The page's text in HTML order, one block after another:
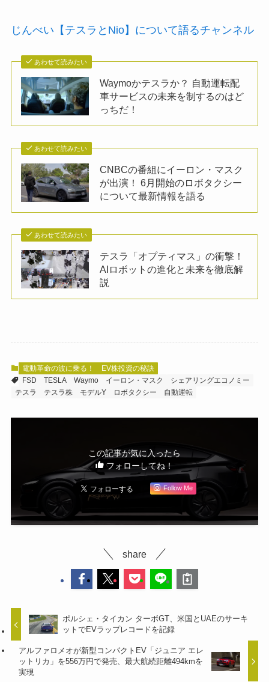
じんべい【テスラとNio】について語るチャンネル
あわせて読みたい
Waymoかテスラか？ 自動運転配
車サービスの未来を制するのはど
っちだ！
あわせて読みたい
CNBCの番組にイーロン・マスク
が出演！ 6月開始のロボタクシー
について最新情報を語る
あわせて読みたい
テスラ「オプティマス」の衝撃！
AIロボットの進化と未来を徹底解
説
電動革命の波に乗る！ EV株投資の秘訣
FSD
TESLA Waymo イーロン・マスク
シェアリングエコノミー
テスラ
テスラ株 モデルY ロボタクシー 自動運転
この記事が気に入ったら
フォローしてね！
Follow Me
share
ポルシェ・タイカン ターボGT、米国とUAEのサーキ
ットでEVラップレコードを記録
アルファロメオが新型コンパクトEV「ジュニア エレ
ットリカ」を556万円で発売、最大航続距離494kmを
実現